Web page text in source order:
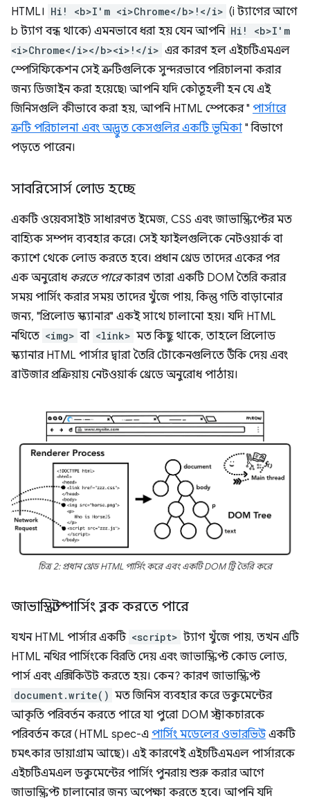
HTML। Hi! <b>I'm <i>Chrome</b>!</i> (i ট্যাগের আগে
b ট্যাগ বন্ধ থাকে) এমনভাবে ধরা হয় যেন আপনি Hi! <b>I'm
<i>Chrome</i></b><i>!</i> এর কারণ হল এইচটিএমএল
স্পেসিফিকেশন সেই ত্রুটিগুলিকে সুন্দরভাবে পরিচালনা করার
জন্য ডিজাইন করা হয়েছে৷ আপনি যদি কৌতূহলী হন যে এই
জিনিসগুলি কীভাবে করা হয়, আপনি HTML স্পেকের " পার্সারে
ত্রুটি পরিচালনা এবং অদ্ভুত কেসগুলির একটি ভূমিকা " বিভাগে
পড়তে পারেন।
সাবরিসোর্স লোড হচ্ছে
একটি ওয়েবসাইট সাধারণত ইমেজ, CSS এবং জাভাস্ক্রিপ্টের মত
বাহ্যিক সম্পদ ব্যবহার করে। সেই ফাইলগুলিকে নেটওয়ার্ক বা
ক্যাশে থেকে লোড করতে হবে। প্রধান থ্রেড তাদের একের পর
এক অনুরোধ করতে পারেকারণ তারা একটি DOM তৈরি করার
সময় পার্সিং করার সময় তাদের খুঁজে পায়, কিন্তু গতি বাড়ানোর
জন্য, "প্রিলোড স্ক্যানার" একই সাথে চালানো হয়। যদি HTML
নথিতে <img> বা <link> মত কিছু থাকে, তাহলে প্রিলোড
স্ক্যানার HTML পার্সার দ্বারা তৈরি টোকেনগুলিতে উঁকি দেয় এবং
ব্রাউজার প্রক্রিয়ায় নেটওয়ার্ক থ্রেডে অনুরোধ পাঠায়।
চিত্র 2: প্রধান থ্রেড HTML পার্সিং করে এবং একটি DOM ট্রি তৈরি করে
জাভাস্ক্রিপ্ট পার্সিং ব্লক করতে পারে
যখন HTML পার্সার একটি <script> ট্যাগ খুঁজে পায়, তখন এটি
HTML নথির পার্সিংকে বিরতি দেয় এবং জাভাস্ক্রিপ্ট কোড লোড,
পার্স এবং এক্সিকিউট করতে হয়। কেন? কারণ জাভাস্ক্রিপ্ট
document.write() মত জিনিস ব্যবহার করে ডকুমেন্টের
আকৃতি পরিবর্তন করতে পারে যা পুরো DOM স্ট্রাকচারকে
পরিবর্তন করে (HTML spec-এ পার্সিং মডেলের ওভারভিউএকটি
চমৎকার ডায়াগ্রাম আছে)। এই কারণেই এইচটিএমএল পার্সারকে
এইচটিএমএল ডকুমেন্টের পার্সিং পুনরায় শুরু করার আগে
জাভাস্ক্রিপ্ট চালানোর জন্য অপেক্ষা করতে হবে। আপনি যদি